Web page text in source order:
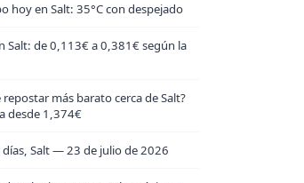
hoy en Salt: 35°C con despejado
Salt: de 0,113€ a 0,381€ según la
más barato cerca de Salt?
desde 1,374€
días, Salt — 23 de julio de 2026